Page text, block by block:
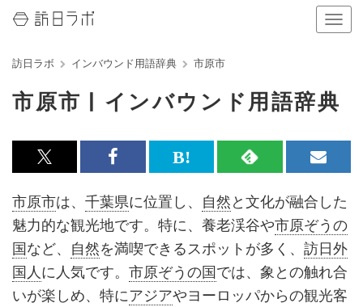
ナ
ビ
ョ
切
替
え
る
訪日ラボ インバウンド用語辞典 市原市
市原市 | インバウンド用語辞典
x<br>
で
記
事
を
シ
Facebook<br>
で
記
事
を
シ
は
な
ブ
ッ
ク
RSS
で
記
事
を
購
メ
ル
マ
ガ
登
録
市原市は、 千葉県に位置し、 自然と文化が融合した
魅力的な観光地です。特に、養老渓谷や市原ぞうの
国など、 自然を満喫できるスポットが多く、 訪日外
国人に人気です。 市原ぞうの国では、象との触れ合
いが楽しめ、特にアジアやヨーロッパからの観光客